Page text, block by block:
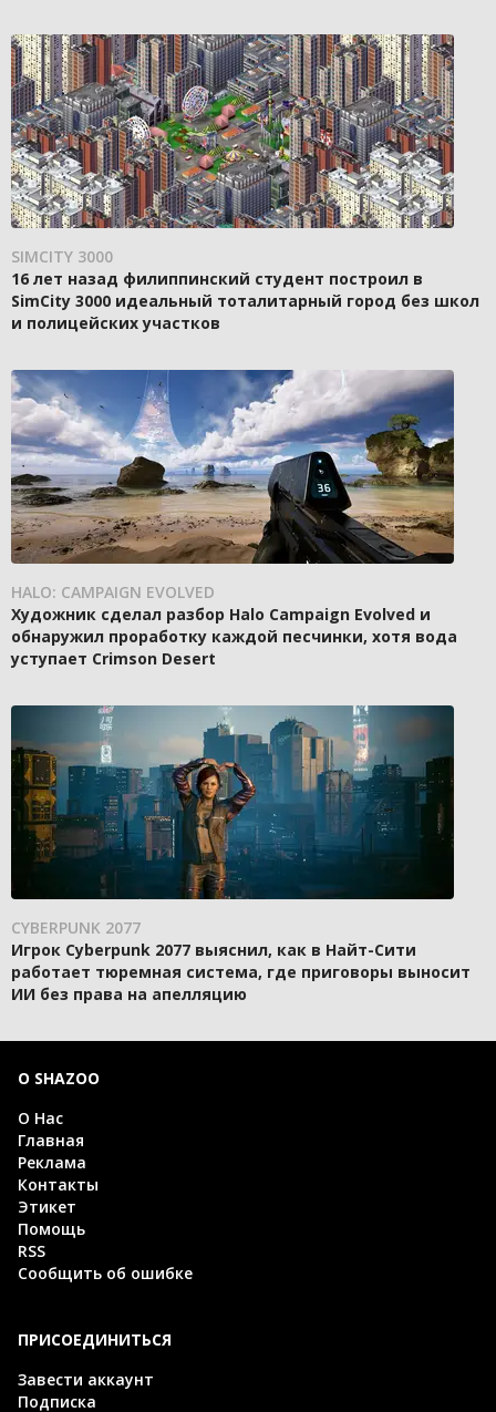
SIMCITY 3000
16 лет назад филиппинский студент построил в
SimCity 3000 идеальный тоталитарный город без школ
и полицейских участков
HALO: CAMPAIGN EVOLVED
Художник сделал разбор Halo Campaign Evolved и
обнаружил проработку каждой песчинки, хотя вода
уступает Crimson Desert
CYBERPUNK 2077
Игрок Cyberpunk 2077 выяснил, как в Найт-Сити
работает тюремная система, где приговоры выносит
ИИ без права на апелляцию
О SHAZOO
О Нас
Главная
Реклама
Контакты
Этикет
Помощь
RSS
Сообщить об ошибке
ПРИСОЕДИНИТЬСЯ
Завести аккаунт
Подписка